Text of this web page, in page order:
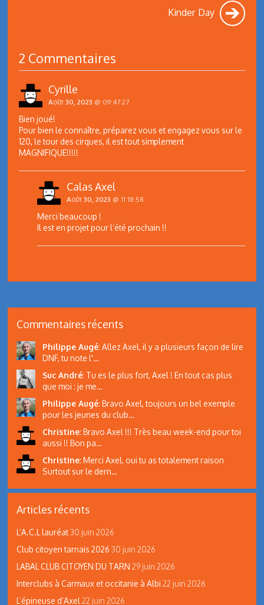
Kinder Day
2 Commentaires
Cyrille
Août 30, 2023 @ 09:47:27
Bien joué!
Pour bien le connaître, préparez vous et engagez vous sur le
120, le tour des cirques, il est tout simplement
MAGNIFIQUE!!!!!
Calas Axel
Août 30, 2023 @ 11:18:58
Merci beaucoup !
Il est en projet pour l’été prochain !!
Commentaires récents
Philippe Augé: Allez Axel, il y a plusieurs façon de lire
DNF, tu note l'…
Suc André: Tu es le plus fort, Axel ! En tout cas plus
que moi : je me…
Philippe Augé: Bravo Axel, toujours un bel exemple
pour les jeunes du club…
Christine: Bravo Axel !!! Très beau week-end pour toi
aussi !! Bon pa…
Christine: Merci Axel, oui tu as totalement raison
Surtout sur le dern…
Articles récents
L’A.C.L lauréat 30 juin 2026
Club citoyen tarnais 2026 30 juin 2026
LABAL CLUB CITOYEN DU TARN 29 juin 2026
Interclubs à Carmaux et occitanie à Albi 22 juin 2026
L’épineuse d’Axel 22 juin 2026